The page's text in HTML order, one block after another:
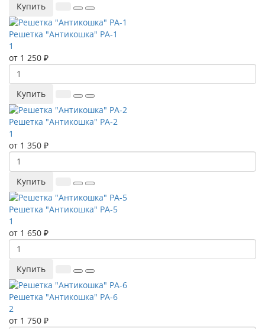
Купить
Решетка "Антикошка" РА-1
1
от 1 250 ₽
Купить
Решетка "Антикошка" РА-2
1
от 1 350 ₽
Купить
Решетка "Антикошка" РА-5
1
от 1 650 ₽
Купить
Решетка "Антикошка" РА-6
2
от 1 750 ₽